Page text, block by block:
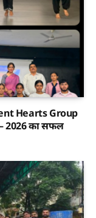
Hearts Group
– 2026 का सफल